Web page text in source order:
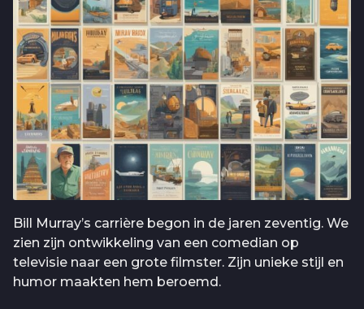
Bill Murray’s carrière begon in de jaren zeventig. We
zien zijn ontwikkeling van een comedian op
televisie naar een grote filmster. Zijn unieke stijl en
humor maakten hem beroemd.